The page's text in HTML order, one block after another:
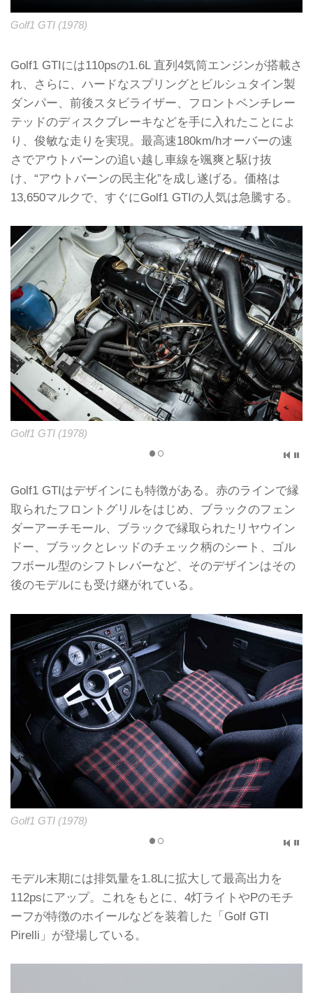
Golf1 GTI (1978)
Golf1 GTIには110psの1.6L 直列4気筒エンジンが搭載さ
れ、さらに、ハードなスプリングとビルシュタイン製
ダンパー、前後スタビライザー、フロントベンチレー
テッドのディスクブレーキなどを手に入れたことによ
り、俊敏な走りを実現。最高速180km/hオーバーの速
さでアウトバーンの追い越し車線を颯爽と駆け抜
け、“アウトバーンの民主化”を成し遂げる。価格は
13,650マルクで、すぐにGolf1 GTIの人気は急騰する。
Golf1 GTI (1978)
Golf1 GTIはデザインにも特徴がある。赤のラインで縁
取られたフロントグリルをはじめ、ブラックのフェン
ダーアーチモール、ブラックで縁取られたリヤウイン
ドー、ブラックとレッドのチェック柄のシート、ゴル
フボール型のシフトレバーなど、そのデザインはその
後のモデルにも受け継がれている。
Golf1 GTI (1978)
モデル末期には排気量を1.8Lに拡大して最高出力を
112psにアップ。これをもとに、4灯ライトやPのモチ
ーフが特徴のホイールなどを装着した「Golf GTI
Pirelli」が登場している。